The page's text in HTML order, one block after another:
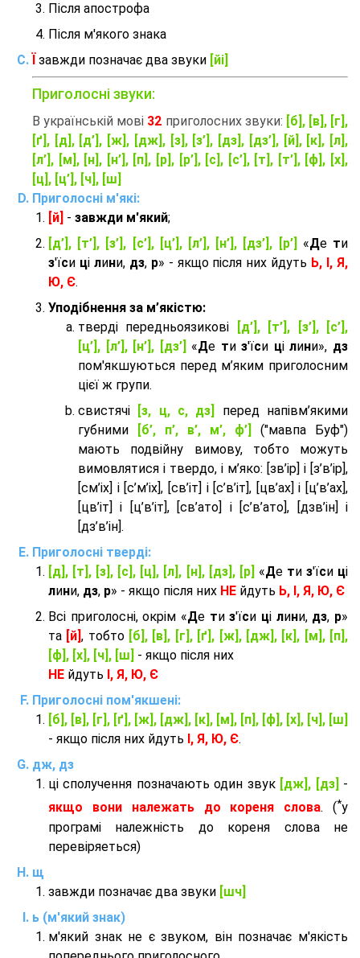
Після апострофа
Після м'якого знака
завжди позначає два звуки [йі]
Приголосні звуки:
В українській мові 32 приголосних звуки: [б], [в], [г],
[ґ], [д], [д’], [ж], [дж], [з], [з’], [дз], [дз’], [й], [к], [л],
[л’], [м], [н], [н’], [п], [р], [р’], [с], [с’], [т], [т’], [ф], [х],
[ц], [ц’], [ч], [ш]
Приголосні м'які:
[й] - завжди м'який;
[д’], [т’], [з’], [с’], [ц’], [л’], [н’], [дз’], [р’]
«Де ти
з'їси ці лини, дз, р» - якщо після них йдуть Ь, І, Я,
Ю, Є.
Уподібнення за м’якістю:
тверді передньоязикові
[д’], [т’], [з’], [с’],
[ц’], [л’], [н’], [дз’] «Де тиз'їси цілини», дз
пом'якшуються перед м’яким приголосним
цієї ж групи.
cвистячі
[з, ц, с, дз]
перед напівм’якими
губними
[б’, п’, в’, м’, ф’]
("мавпа Буф")
мають подвійну вимову, тобто можуть
вимовлятися і твердо, і м’яко: [зв’ір] і [з’в’ір],
[см’іх] і [с’м’іх], [св’іт] і [с’в’іт], [цв’ах] і [ц’в’ах],
[цв’іт] і [ц’в’іт], [св’ато] і [с’в’ато], [дзв’iн] і
[дз’в’iн].
Приголосні тверді:
[д], [т], [з], [с], [ц], [л], [н], [дз], [р] «Де ти з'їси ці
лини, дз, р» - якщо після них НЕ йдуть Ь, І, Я, Ю, Є
Всі приголосні, окрім «Де тиз'їси ці лини, дз, р»
та [й], тобто [б], [в], [г], [ґ], [ж], [дж], [к], [м], [п],
[ф], [х], [ч], [ш] - якщо після них
НЕ йдуть І, Я, Ю, Є
Приголосні пом'якшені:
[б], [в], [г], [ґ], [ж], [дж], [к], [м], [п], [ф], [х], [ч], [ш]
- якщо після них йдуть І, Я, Ю, Є.
дж, дз
ці сполучення позначають один звук [дж], [дз] -
якщо вони належать до кореня слова. (*у
програмі належність до кореня слова не
перевіряеться)
щ
завжди позначає два звуки [шч]
ь (м'який знак)
м'який знак не є звуком, він позначає м'якість